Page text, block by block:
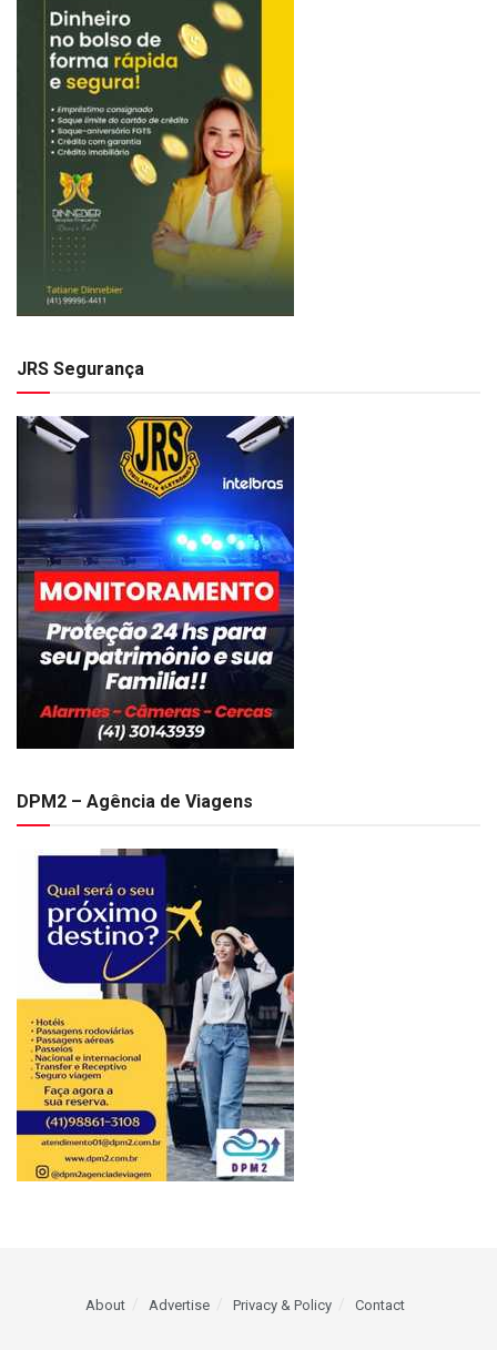
JRS Segurança
DPM2 – Agência de Viagens
About Advertise Privacy & Policy Contact